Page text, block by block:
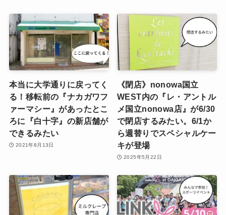
本当に大学通りに戻ってく
る！移転前の『ナカガワフ
ァーマシー』があったとこ
ろに『白十字』の新店舗が
できるみたい
2021年8月13日
《閉店》nonowa国立
WEST内の『レ・アントル
メ国立nonowa店』が6/30
で閉店するみたい。6/1か
ら週替りでスペシャルケー
キが登場
2025年5月22日